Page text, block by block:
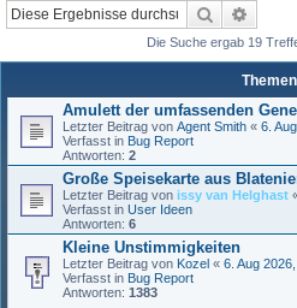
Suche
Die Suche ergab 19
Themen
Amulett der umfassenden
Letzter Beitrag von Agent Smith « 6.
Verfasst in Bug Report
Antworten: 2
Große Speisekarte aus
Letzter Beitrag von issy van Helghast
Verfasst in User Ideen
Antworten: 6
Kleine Unstimmigkeiten
Letzter Beitrag von Kozel « 6. Aug
Verfasst in Bug Report
Antworten: 1383